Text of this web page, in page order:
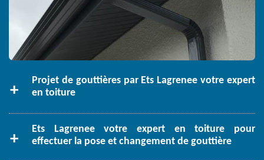
Projet de gouttières par Ets Lagrenee votre expert
en toiture
Ets Lagrenee votre expert en toiture pour
effectuer la pose et changement de gouttière